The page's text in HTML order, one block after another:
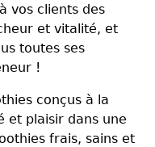
vos clients des
et vitalité, et
toutes ses
!
conçus à la
et plaisir dans une
frais, sains et